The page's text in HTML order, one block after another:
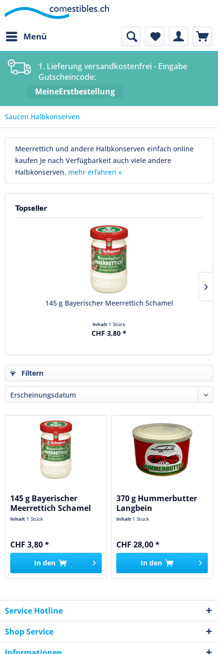
Menü
1. Lieferung versandkostenfrei - Eingabe
Gutscheincode:
MeineErstbestellung
Saucen Halbkonserven
Meerrettich und andere Halbkonserven einfach online
kaufen Je nach Verfügbarkeit auch viele andere
Halbkonserven. mehr erfahren »
Topseller
145 g Bayerischer Meerrettich Schamel
Inhalt 1 Stück
CHF 3,80 *
Filtern
145 g Bayerischer
Meerrettich Schamel
Inhalt 1 Stück
CHF 3,80 *
In den
370 g Hummerbutter
Langbein
Inhalt 1 Stück
CHF 28,00 *
In den
Service Hotline
Shop Service